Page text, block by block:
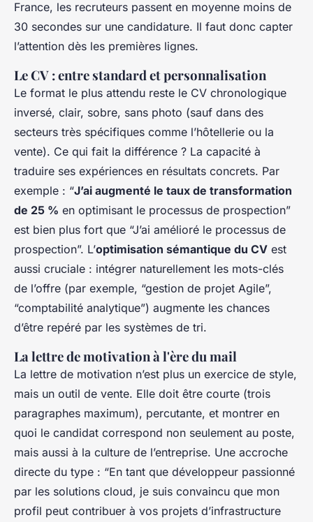
France, les recruteurs passent en moyenne moins de
30 secondes sur une candidature. Il faut donc capter
l’attention dès les premières lignes.
Le CV : entre standard et personnalisation
Le format le plus attendu reste le CV chronologique
inversé, clair, sobre, sans photo (sauf dans des
secteurs très spécifiques comme l’hôtellerie ou la
vente). Ce qui fait la différence ? La capacité à
traduire ses expériences en résultats concrets. Par
exemple : “J’ai augmenté le taux de transformation
de 25 % en optimisant le processus de prospection”
est bien plus fort que “J’ai amélioré le processus de
prospection”. L’optimisation sémantique du CV est
aussi cruciale : intégrer naturellement les mots-clés
de l’offre (par exemple, “gestion de projet Agile”,
“comptabilité analytique”) augmente les chances
d’être repéré par les systèmes de tri.
La lettre de motivation à l'ère du mail
La lettre de motivation n’est plus un exercice de style,
mais un outil de vente. Elle doit être courte (trois
paragraphes maximum), percutante, et montrer en
quoi le candidat correspond non seulement au poste,
mais aussi à la culture de l’entreprise. Une accroche
directe du type : “En tant que développeur passionné
par les solutions cloud, je suis convaincu que mon
profil peut contribuer à vos projets d’infrastructure